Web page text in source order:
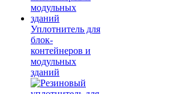
Уплотнитель для
блок-
контейнеров и
модульных
зданий